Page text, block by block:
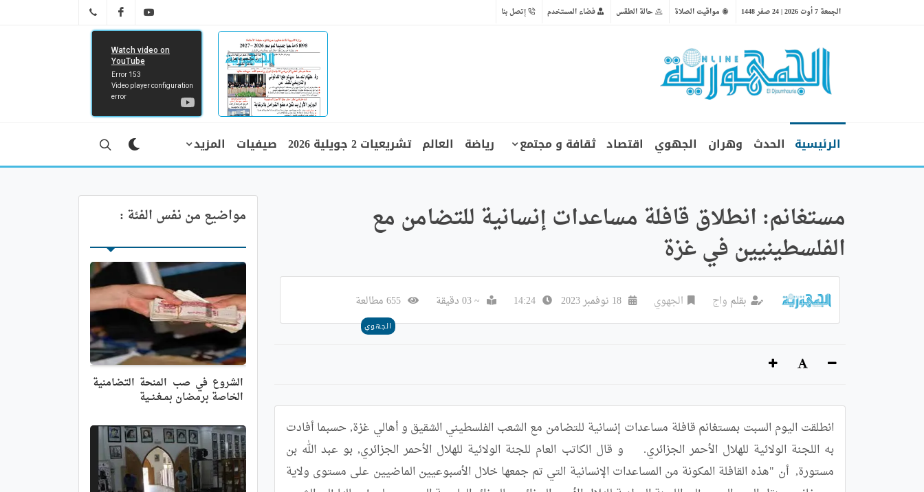
الجمعة 7 أوت 2026 | 24 صفر 1448 مواقيت الصلاة حالة الطقس فضاء المستخدم إتصل بنا YT
FB
الرئيسية الحدث وهران الجهوي اقتصاد ثقافة و مجتمع رياضة العالم تشريعيات 2 جويلية 2026 صيفيات المزيد
مستغانم: انطلاق قافلة مساعدات إنسانية للتضامن مع
الفلسطينيين في غزة
بقلم واج الجهوي 18 نوفمبر 2023 14:24 ~ 03 دقيقة 655 مطالعة
الجهوي
مواضيع من نفس الفئة :
الشروع في صب المنحة التضامنية
الخاصة برمضان بمــغـنــية